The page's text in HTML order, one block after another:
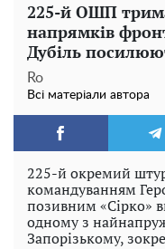
225-й ОШП
напрямків
Дубіль
Ro
Всі матеріали автора
225-й окремий
командуванням
позивним «Сірко»
одному з
Запорізькому,